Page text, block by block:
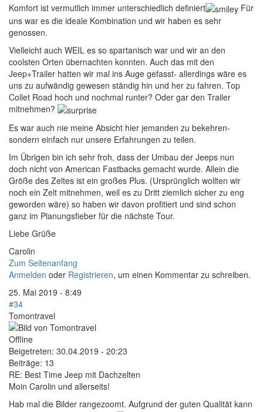
Komfort ist vermutlich immer unterschiedlich definiert
Für
uns war es die ideale Kombination und wir haben es sehr
genossen.
Vielleicht auch WEIL es so spartanisch war und wir an den
coolsten Orten übernachten konnten. Auch das mit den
Jeep+Trailer hatten wir mal ins Auge gefasst- allerdings wäre es
uns zu aufwändig gewesen ständig hin und her zu fahren. Top
Collet Road hoch und nochmal runter? Oder gar den Trailer
mitnehmen?
Es war auch nie meine Absicht hier jemanden zu bekehren-
sondern einfach nur unsere Erfahrungen zu teilen.
Im Übrigen bin ich sehr froh, dass der Umbau der Jeeps nun
doch nicht von American Fastbacks gemacht wurde. Allein die
Größe des Zeltes ist ein großes Plus. (Ursprünglich wollten wir
noch ein Zelt mitnehmen, weil es zu Dritt ziemlich sicher zu eng
geworden wäre) so haben wir davon profitiert und sind schon
ganz im Planungsfieber für die nächste Tour.
Liebe Grüße
Carolin
Zum Seitenanfang
Anmelden oder Registrieren, um einen Kommentar zu schreiben.
25. Mai 2019 - 8:49
#34
Tomontravel
Offline
Beigetreten: 30.04.2019 - 20:23
Beiträge: 13
RE: Best Time Jeep mit Dachzelten
Moin Carolin und allerseits!
Hab mal die Bilder rangezoomt. Aufgrund der guten Qualität kann